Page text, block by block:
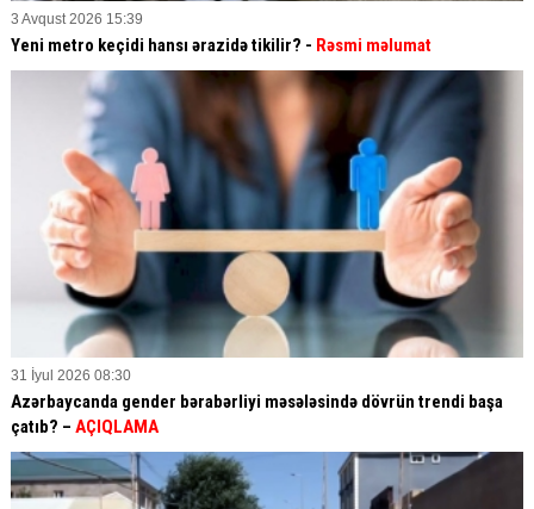
3 Avqust 2026 15:39
Yeni metro keçidi hansı ərazidə tikilir? - Rəsmi məlumat
31 İyul 2026 08:30
Azərbaycanda gender bərabərliyi məsələsində dövrün trendi başa
çatıb? – AÇIQLAMA